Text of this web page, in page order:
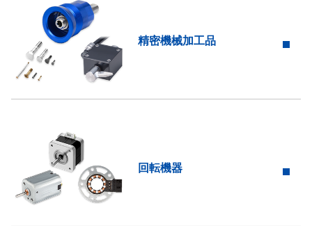
精密機械加工品
回転機器